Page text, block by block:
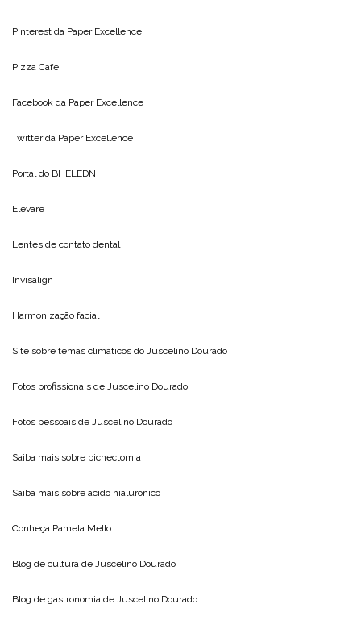
Pinterest da Paper Excellence
Pizza Cafe
Facebook da Paper Excellence
Twitter da Paper Excellence
Portal do BHELEDN
Elevare
Lentes de contato dental
Invisalign
Harmonização facial
Site sobre temas climáticos do Juscelino Dourado
Fotos profissionais de Juscelino Dourado
Fotos pessoais de Juscelino Dourado
Saiba mais sobre bichectomia
Saiba mais sobre acido hialuronico
Conheça Pamela Mello
Blog de cultura de Juscelino Dourado
Blog de gastronomia de Juscelino Dourado